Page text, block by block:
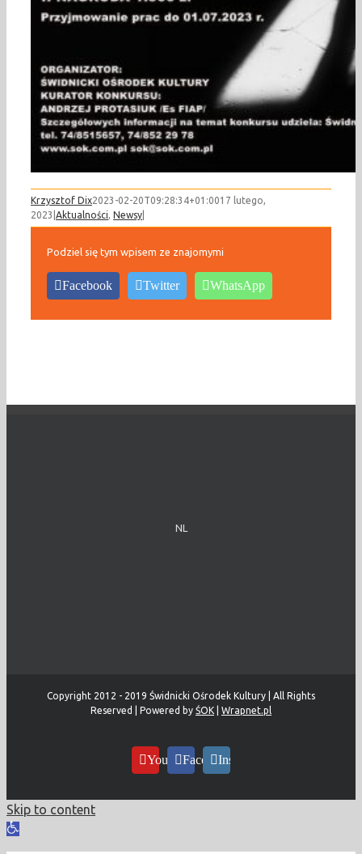
Krzysztof Dix2023-02-20T09:28:34+01:0017 lutego,
2023 Aktualności, Newsy
Podziel się tym wpisem ze znajomymi
Facebook Twitter WhatsApp
NL
Copyright 2012 - 2019 Świdnicki Ośrodek Kultury | All Rights
Reserved | Powered by ŚOK Wrapnet.pl
YouTubeFacebookInstagram
Skip to content
Open